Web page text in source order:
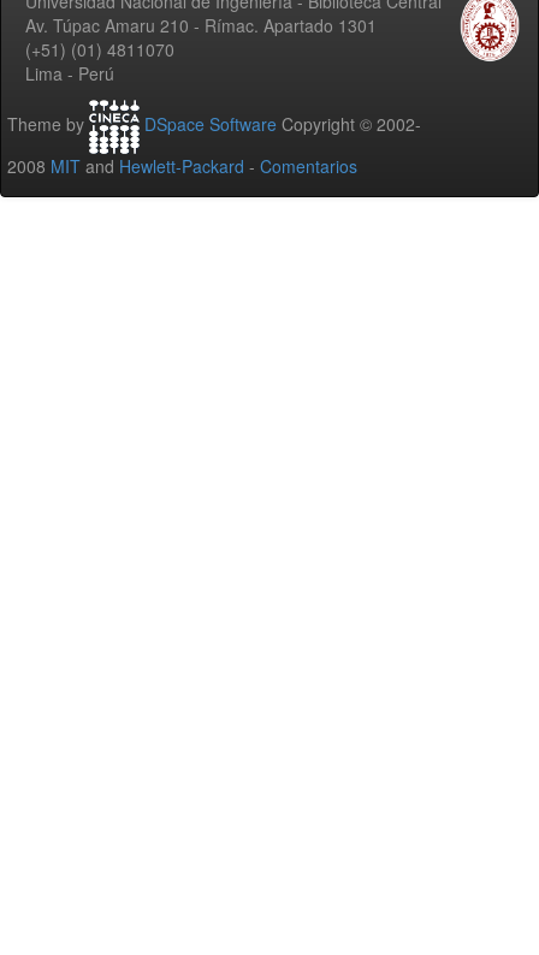
Av. Túpac Amaru 210 - Rímac. Apartado 1301
(+51) (01) 4811070
Lima - Perú
Theme by DSpace Software Copyright © 2002-
2008 MIT and Hewlett-Packard - Comentarios